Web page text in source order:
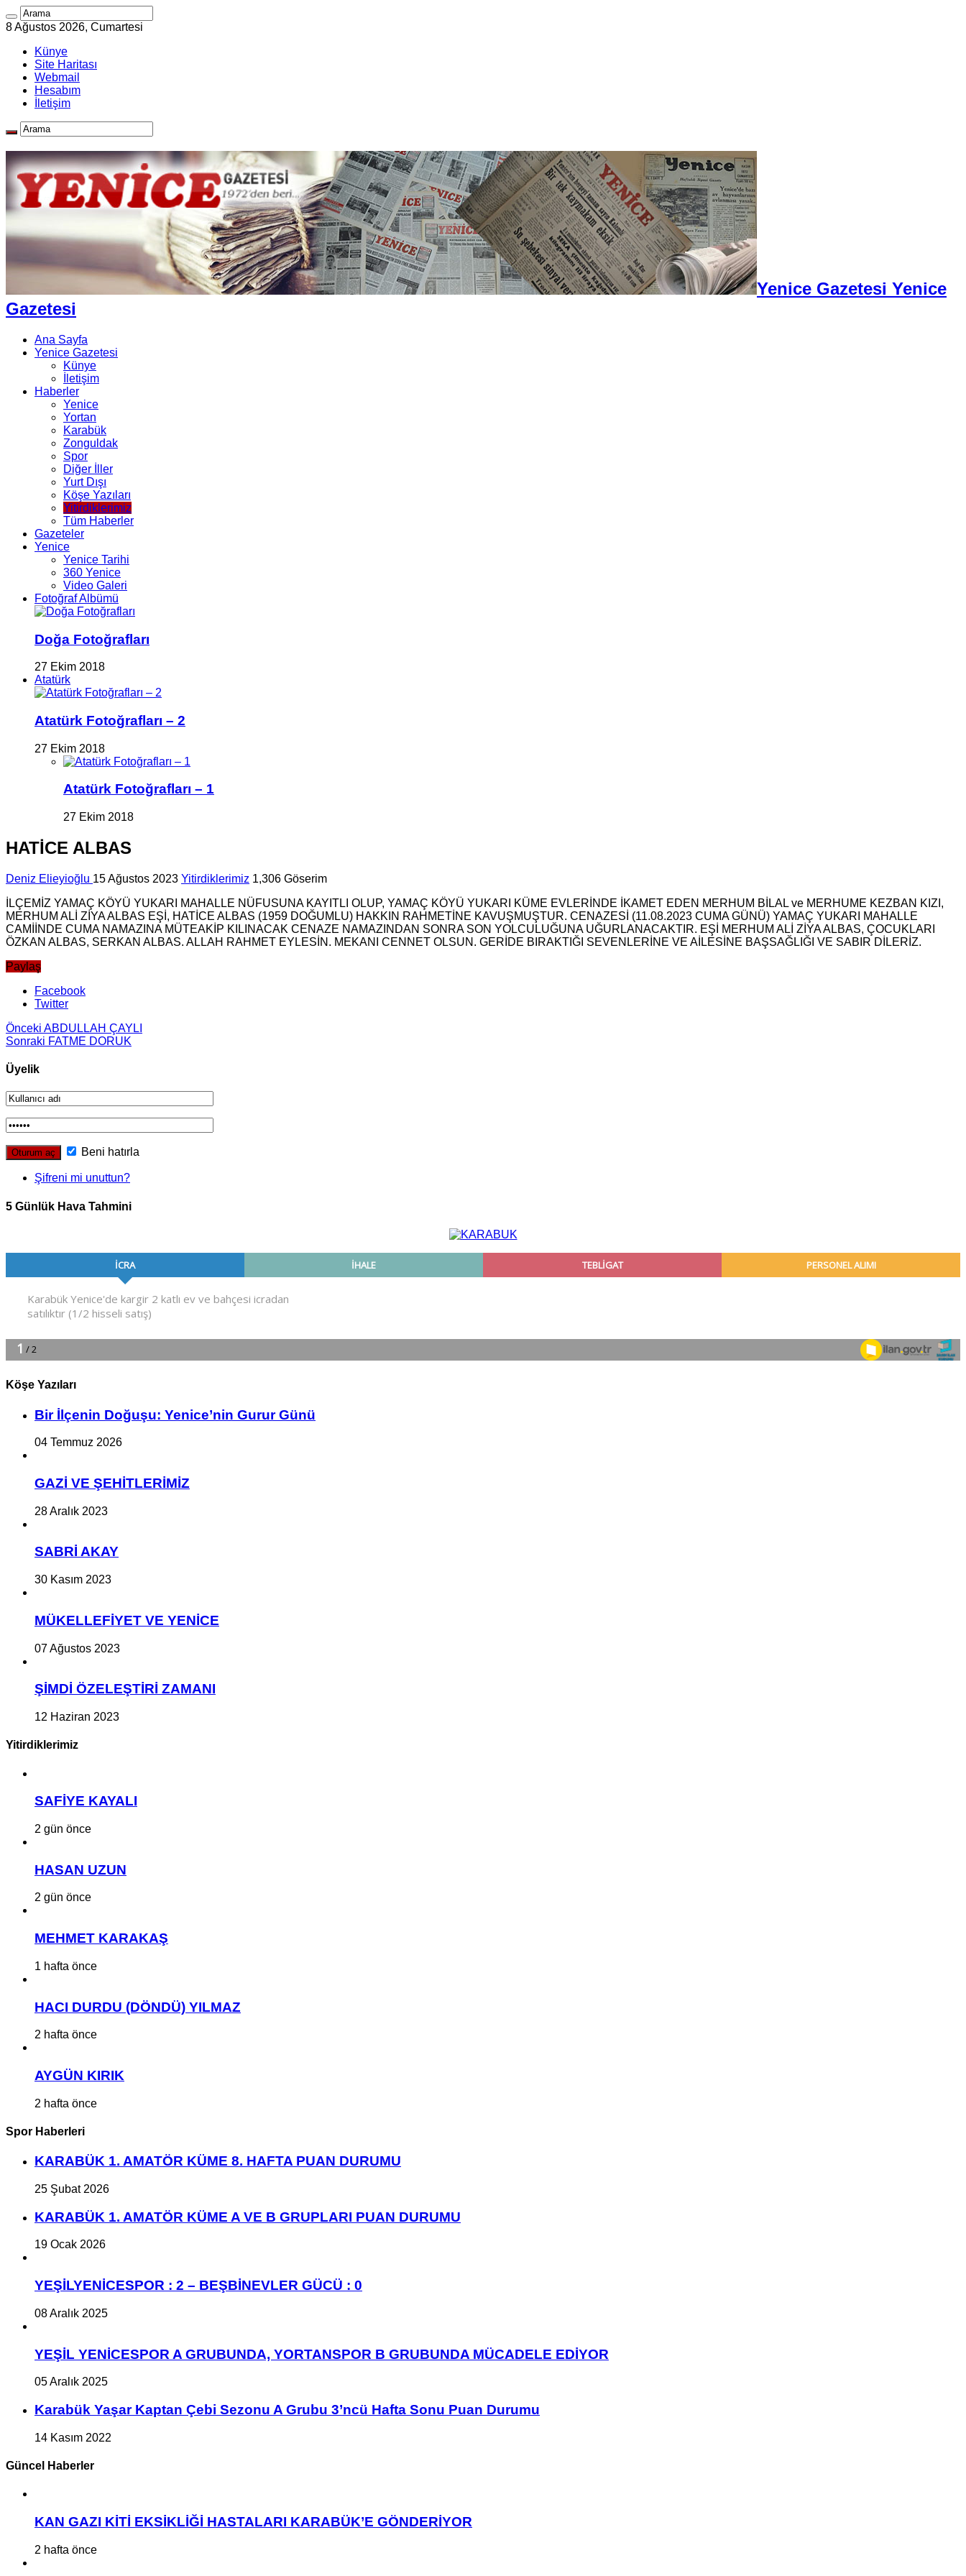
8 Ağustos 2026, Cumartesi
Künye
Site Haritası
Webmail
Hesabım
İletişim
Yenice Gazetesi Yenice
Gazetesi
Ana Sayfa
Yenice Gazetesi
Künye
İletişim
Haberler
Yenice
Yortan
Karabük
Zonguldak
Spor
Diğer İller
Yurt Dışı
Köşe Yazıları
Yitirdiklerimiz
Tüm Haberler
Gazeteler
Yenice
Yenice Tarihi
360 Yenice
Video Galeri
Fotoğraf Albümü
Doğa Fotoğrafları
27 Ekim 2018
Atatürk
Atatürk Fotoğrafları – 2
27 Ekim 2018
Atatürk Fotoğrafları – 1
27 Ekim 2018
HATİCE ALBAS
Deniz Elieyioğlu 15 Ağustos 2023 Yitirdiklerimiz 1,306 Göserim
İLÇEMİZ YAMAÇ KÖYÜ YUKARI MAHALLE NÜFUSUNA KAYITLI OLUP, YAMAÇ KÖYÜ YUKARI KÜME EVLERİNDE İKAMET EDEN MERHUM BİLAL ve MERHUME KEZBAN KIZI,
MERHUM ALİ ZİYA ALBAS EŞİ, HATİCE ALBAS (1959 DOĞUMLU) HAKKIN RAHMETİNE KAVUŞMUŞTUR. CENAZESİ (11.08.2023 CUMA GÜNÜ) YAMAÇ YUKARI MAHALLE
CAMİİNDE CUMA NAMAZINA MÜTEAKİP KILINACAK CENAZE NAMAZINDAN SONRA SON YOLCULUĞUNA UĞURLANACAKTIR. EŞİ MERHUM ALİ ZİYA ALBAS, ÇOCUKLARI
ÖZKAN ALBAS, SERKAN ALBAS. ALLAH RAHMET EYLESİN. MEKANI CENNET OLSUN. GERİDE BIRAKTIĞI SEVENLERİNE VE AİLESİNE BAŞSAĞLIĞI VE SABIR DİLERİZ.
Paylaş
Facebook
Twitter
Önceki ABDULLAH ÇAYLI
Sonraki FATME DORUK
Üyelik
Beni hatırla
Şifreni mi unuttun?
5 Günlük Hava Tahmini
Köşe Yazıları
Bir İlçe­nin Do­ğu­şu: Ye­ni­ce’nin Gurur Günü
04 Temmuz 2026
GAZİ VE ŞEHİTLERİMİZ
28 Aralık 2023
SABRİ AKAY
30 Kasım 2023
MÜKELLEFİYET VE YENİCE
07 Ağustos 2023
ŞİMDİ ÖZELEŞTİRİ ZAMANI
12 Haziran 2023
Yitirdiklerimiz
SAFİYE KAYALI
2 gün önce
HASAN UZUN
2 gün önce
MEHMET KARAKAŞ
1 hafta önce
HACI DURDU (DÖNDÜ) YILMAZ
2 hafta önce
AYGÜN KIRIK
2 hafta önce
Spor Haberleri
KARABÜK 1. AMATÖR KÜME 8. HAFTA PUAN DURUMU
25 Şubat 2026
KARABÜK 1. AMATÖR KÜME A VE B GRUPLARI PUAN DURUMU
19 Ocak 2026
YEŞİLYENİCESPOR : 2 – BEŞBİNEVLER GÜCÜ : 0
08 Aralık 2025
YEŞİL YENİCESPOR A GRUBUNDA, YORTANSPOR B GRUBUNDA MÜCADELE EDİYOR
05 Aralık 2025
Karabük Yaşar Kaptan Çebi Sezonu A Grubu 3’ncü Hafta Sonu Puan Durumu
14 Kasım 2022
Güncel Haberler
KAN GAZI KİTİ EKSİKLİĞİ HASTALARI KARABÜK’E GÖNDERİYOR
2 hafta önce